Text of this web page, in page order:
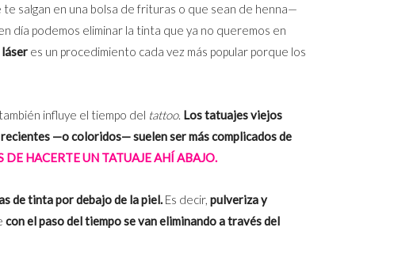
salgan en una bolsa de frituras o que sean de henna—
día podemos eliminar la tinta que ya no queremos en
es un procedimiento cada vez más popular porque los
influye el tiempo del tattoo. Los tatuajes viejos
—o coloridos— suelen ser más complicados de
DE HACERTE UN TATUAJE AHÍ ABAJO.
de tinta por debajo de la piel. Es decir, pulveriza y
con el paso del tiempo se van eliminando a través del